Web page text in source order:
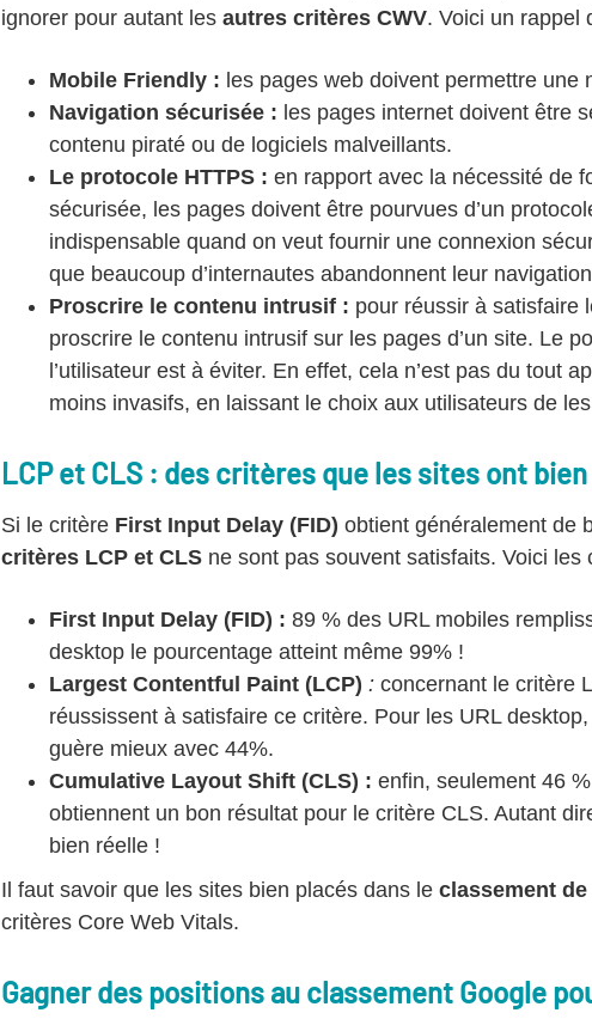
ignorer pour autant les autres critères CWV. Voici un rappel
Mobile Friendly : les pages web doivent permettre
Navigation sécurisée : les pages internet doivent être
contenu piraté ou de logiciels malveillants.
Le protocole HTTPS : en rapport avec la nécessité de
sécurisée, les pages doivent être pourvues d’un
indispensable quand on veut fournir une connexion
que beaucoup d’internautes abandonnent leur
Proscrire le contenu intrusif : pour réussir à satisfaire
proscrire le contenu intrusif sur les pages d’un site. Le
l’utilisateur est à éviter. En effet, cela n’est pas du tout
moins invasifs, en laissant le choix aux utilisateurs de
LCP et CLS : des critères que les sites ont
Si le critère First Input Delay (FID) obtient généralement de
critères LCP et CLS ne sont pas souvent satisfaits. Voici les
First Input Delay (FID) : 89 % des URL mobiles
desktop le pourcentage atteint même 99% !
Largest Contentful Paint (LCP) : concernant le critère
réussissent à satisfaire ce critère. Pour les URL
guère mieux avec 44%.
Cumulative Layout Shift (CLS) : enfin, seulement 46
obtiennent un bon résultat pour le critère CLS. Autant
bien réelle !
Il faut savoir que les sites bien placés dans le classement
critères Core Web Vitals.
Gagner des positions au classement Google